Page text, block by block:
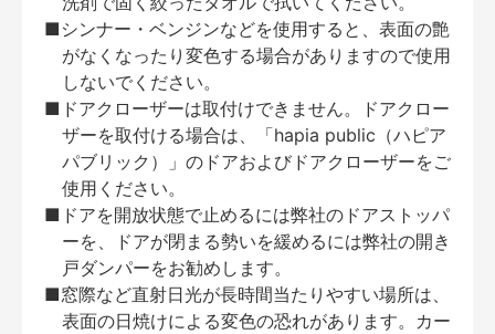
■シンナー・ベンジンなどを使用すると、表面の艶
がなくなったり変色する場合がありますので使用
しないでください。
■ドアクローザーは取付けできません。ドアクロー
ザーを取付ける場合は、「hapia public（ハピア
パブリック）」のドアおよびドアクローザーをご
使用ください。
■ドアを開放状態で止めるには弊社のドアストッパ
ーを、ドアが閉まる勢いを緩めるには弊社の開き
戸ダンパーをお勧めします。
■窓際など直射日光が長時間当たりやすい場所は、
表面の日焼けによる変色の恐れがあります。カー